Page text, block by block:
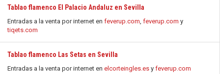
Tablao flamenco El Palacio Andaluz en Sevilla
Entradas a la venta por internet en feverup.com, feverup.com y
tiqets.com
Tablao flamenco Las Setas en Sevilla
Entradas a la venta por internet en elcorteingles.es y feverup.com